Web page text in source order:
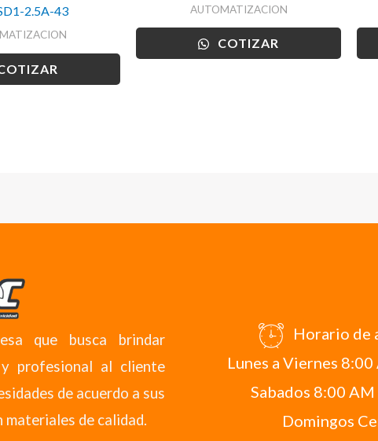
2.5A-43
AUTOMATIZACION
COTIZAR
que busca brindar
profesional al cliente
de acuerdo a sus
de calidad.
Horario de
Lunes a Viernes
Sabados 8:00
Domingos